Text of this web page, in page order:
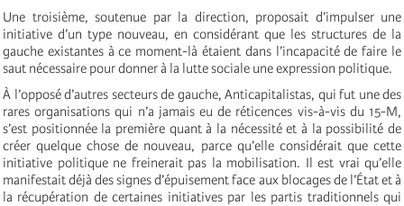
Une troisième, soutenue par la direction, proposait d’impulser une
initiative d’un type nouveau, en considérant que les structures de la
gauche existantes à ce moment-là étaient dans l’incapacité de faire le
saut nécessaire pour donner à la lutte sociale une expression politique.
À l’opposé d’autres secteurs de gauche, Anticapitalistas, qui fut une des
rares organisations qui n’a jamais eu de réticences vis-à-vis du 15-M,
s’est positionnée la première quant à la nécessité et à la possibilité de
créer quelque chose de nouveau, parce qu’elle considérait que cette
initiative politique ne freinerait pas la mobilisation. Il est vrai qu’elle
manifestait déjà des signes d’épuisement face aux blocages de l’État et à
la récupération de certaines initiatives par les partis traditionnels qui